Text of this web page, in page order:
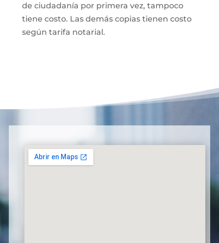
de ciudadanía por primera vez, tampoco
tiene costo. Las demás copias tienen costo
según tarifa notarial.